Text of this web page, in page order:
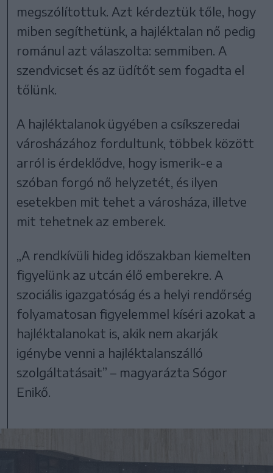
megszólítottuk. Azt kérdeztük tőle, hogy
miben segíthetünk, a hajléktalan nő pedig
románul azt válaszolta: semmiben. A
szendvicset és az üdítőt sem fogadta el
tőlünk.
A hajléktalanok ügyében a csíkszeredai
városházához fordultunk, többek között
arról is érdeklődve, hogy ismerik-e a
szóban forgó nő helyzetét, és ilyen
esetekben mit tehet a városháza, illetve
mit tehetnek az emberek.
„A rendkívüli hideg időszakban kiemelten
figyelünk az utcán élő emberekre. A
szociális igazgatóság és a helyi rendőrség
folyamatosan figyelemmel kíséri azokat a
hajléktalanokat is, akik nem akarják
igénybe venni a hajléktalanszálló
szolgáltatásait” – magyarázta Sógor
Enikő.